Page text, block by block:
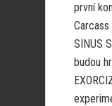
první
SINUS
budou